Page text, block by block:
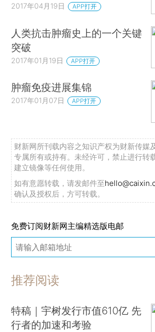
2017年04月19日 APP打开
人类抗击肿瘤史上的一个关键
突破
2017年01月19日 APP打开
肿瘤免疫进展集锦
2017年01月07日 APP打开
财新网所刊载内容之知识产权为财新传媒
专属所有或持有。未经许可，禁止进行转
建立镜像等任何使用。
如有意愿转载，请发邮件至
确认及授权后，方可转载。
免费订阅财新网主编精选版电邮
推荐阅读
特稿｜宇树发行市值610亿 先
行者的加速和考验